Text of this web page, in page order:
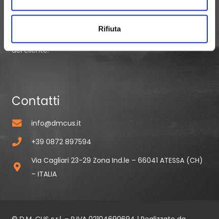
Rifiuta
materiali da utilizzare in base alle applicazioni operative
del cliente.
Contatti
info@dmcus.it
+39 0872 897594
Via Cagliari 23-29 Zona Ind.le – 66041 ATESSA (CH)
– ITALIA